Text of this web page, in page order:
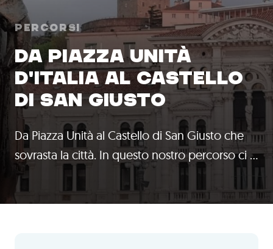
Percorsi
DA PIAZZA UNITÀ
D'ITALIA AL CASTELLO
DI SAN GIUSTO
Da Piazza Unità al Castello di San Giusto che
sovrasta la città. In questo nostro percorso ci …